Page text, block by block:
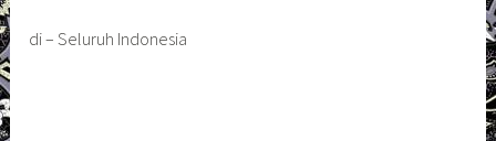
di – Seluruh Indonesia